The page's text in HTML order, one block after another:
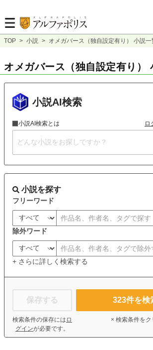
TOP > 小説 > オメガバース（独自設定有り） 小説一
オメガバース（独自設定有り）
小説AI検索
小説AI検索とは ロ
小説を探す
フリーワード
除外ワード
+ さらに詳しく検索する
保存する
検索条件の保存には ロ
グインが必要です。
323件を検
× 検索条件をク